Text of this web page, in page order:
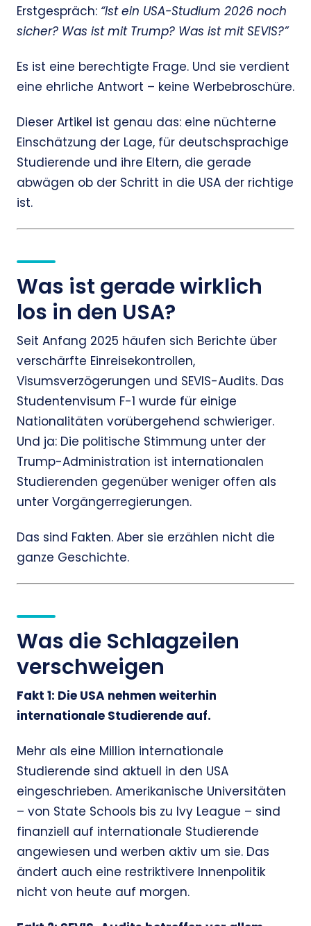
Erstgespräch: “Ist ein USA-Studium 2026 noch
sicher? Was ist mit Trump? Was ist mit SEVIS?”
Es ist eine berechtigte Frage. Und sie verdient
eine ehrliche Antwort – keine Werbebroschüre.
Dieser Artikel ist genau das: eine nüchterne
Einschätzung der Lage, für deutschsprachige
Studierende und ihre Eltern, die gerade
abwägen ob der Schritt in die USA der richtige
ist.
Was ist gerade wirklich
los in den USA?
Seit Anfang 2025 häufen sich Berichte über
verschärfte Einreisekontrollen,
Visumsverzögerungen und SEVIS-Audits. Das
Studentenvisum F-1 wurde für einige
Nationalitäten vorübergehend schwieriger.
Und ja: Die politische Stimmung unter der
Trump-Administration ist internationalen
Studierenden gegenüber weniger offen als
unter Vorgängerregierungen.
Das sind Fakten. Aber sie erzählen nicht die
ganze Geschichte.
Was die Schlagzeilen
verschweigen
Fakt 1: Die USA nehmen weiterhin
internationale Studierende auf.
Mehr als eine Million internationale
Studierende sind aktuell in den USA
eingeschrieben. Amerikanische Universitäten
– von State Schools bis zu Ivy League – sind
finanziell auf internationale Studierende
angewiesen und werben aktiv um sie. Das
ändert auch eine restriktivere Innenpolitik
nicht von heute auf morgen.